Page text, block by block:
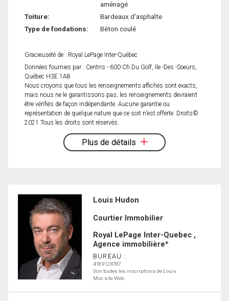
aménagé
Toiture:
Bardeaux d'asphalte
Type de fondations:
Béton coulé
Gracieuseté de : Royal LePage Inter-Québec
Données fournies par : Centris - 600 Ch Du Golf, Ile -Des -Soeurs,
Québec H3E 1A8
Nous croyons que tous les renseignements affichés sont exacts,
mais nous ne le garantissons pas; les renseignements devraient
être vérifiés de façon indépendante. Aucune garantie ou
représentation de quelque nature que ce soit n’est offerte. Droits©
2021 Tous les droits sont réservés.
Plus de détails
Louis Hudon
Courtier Immobilier
Royal LePage Inter-Quebec ,
Agence immobilière*
BUREAU :
418.912.8787
Voir toutes les inscriptions de Louis
Mon site Web